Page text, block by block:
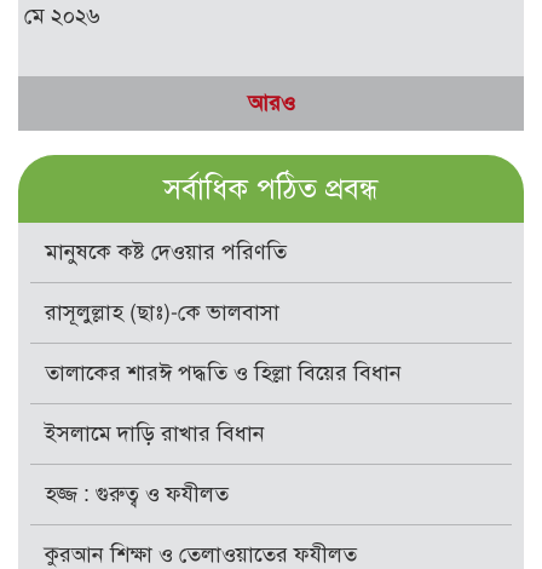
মে ২০২৬
আরও
সর্বাধিক পঠিত প্রবন্ধ
মানুষকে কষ্ট দেওয়ার পরিণতি
রাসূলুল্লাহ (ছাঃ)-কে ভালবাসা
তালাকের শারঈ পদ্ধতি ও হিল্লা বিয়ের বিধান
ইসলামে দাড়ি রাখার বিধান
হজ্জ : গুরুত্ব ও ফযীলত
কুরআন শিক্ষা ও তেলাওয়াতের ফযীলত